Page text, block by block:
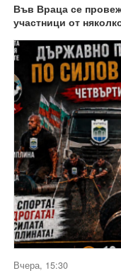
Във Враца се
участници от
Вчера, 15:30